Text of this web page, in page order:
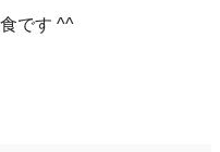
です ^^